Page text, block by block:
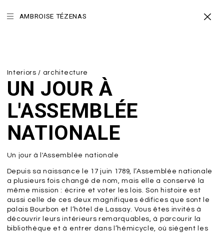
AMBROISE TÉZENAS
Interiors / architecture
UN JOUR À
L'ASSEMBLÉE
NATIONALE
Un jour à l'Assemblée nationale
Depuis sa naissance le 17 juin 1789, l’Assemblée nationale
a plusieurs fois changé de nom, mais elle a conservé la
même mission : écrire et voter les lois. Son histoire est
aussi celle de ces deux magnifiques édifices que sont le
palais Bourbon et l’hôtel de Lassay. Vous êtes invités à
découvrir leurs intérieurs remarquables, à parcourir la
bibliothèque et à entrer dans l’hémicycle, où siègent les